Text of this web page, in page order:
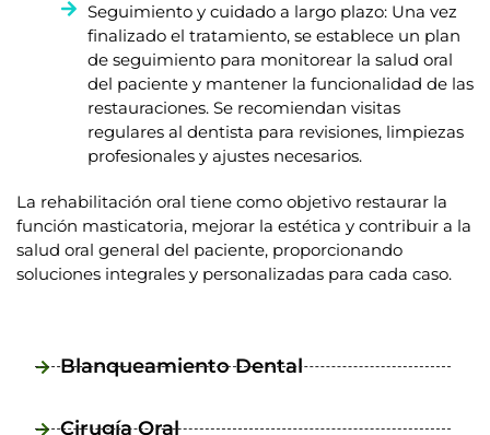
Blanqueamiento Dental
Cirugía Oral
Seguimiento y cuidado a largo plazo: Una vez
finalizado el tratamiento, se establece un plan
de seguimiento para monitorear la salud oral
del paciente y mantener la funcionalidad de las
restauraciones. Se recomiendan visitas
regulares al dentista para revisiones, limpiezas
profesionales y ajustes necesarios.
La rehabilitación oral tiene como objetivo restaurar la
función masticatoria, mejorar la estética y contribuir a la
salud oral general del paciente, proporcionando
soluciones integrales y personalizadas para cada caso.